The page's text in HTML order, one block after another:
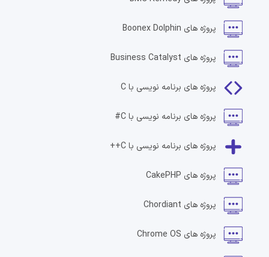
پروژه های Boonex Dolphin
پروژه های Business Catalyst
پروژه های برنامه نویسی با C
پروژه های برنامه نویسی با C#
پروژه های برنامه نویسی با C++
پروژه های CakePHP
پروژه های Chordiant
پروژه های Chrome OS